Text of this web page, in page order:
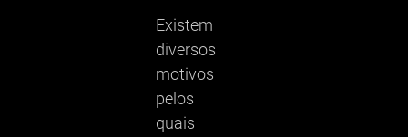
Existem
diversos
motivos
pelos
quais